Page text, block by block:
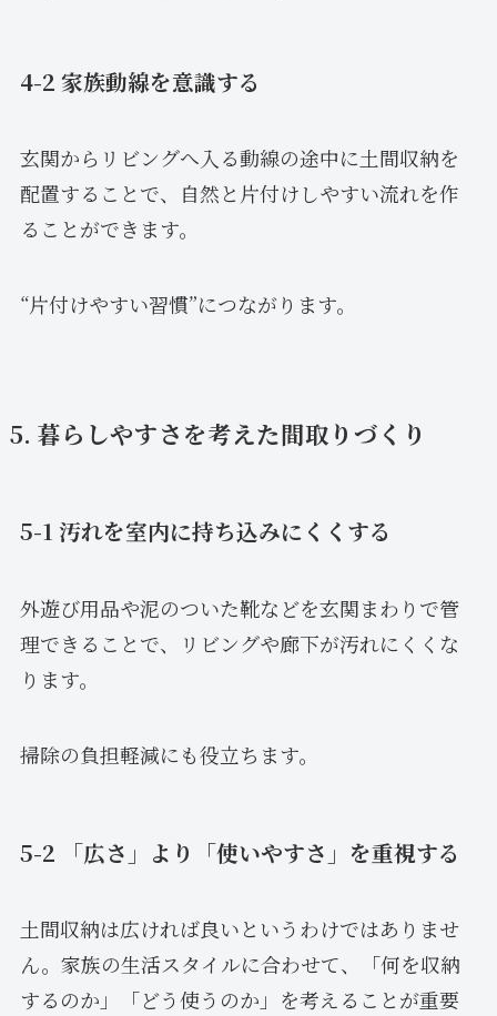
4-2 家族動線を意識する
玄関からリビングへ入る動線の途中に土間収納を
配置することで、自然と片付けしやすい流れを作
ることができます。
“片付けやすい習慣”につながります。
5. 暮らしやすさを考えた間取りづくり
5-1 汚れを室内に持ち込みにくくする
外遊び用品や泥のついた靴などを玄関まわりで管
理できることで、リビングや廊下が汚れにくくな
ります。
掃除の負担軽減にも役立ちます。
5-2 「広さ」より「使いやすさ」を重視する
土間収納は広ければ良いというわけではありませ
ん。家族の生活スタイルに合わせて、「何を収納
するのか」「どう使うのか」を考えることが重要